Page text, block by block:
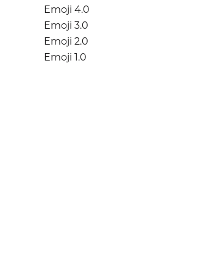
Emoji 4.0
Emoji 3.0
Emoji 2.0
Emoji 1.0